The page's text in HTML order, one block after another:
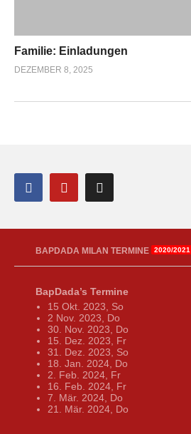
Familie: Einladungen
DEZEMBER 8, 2025
BAPDADA MILAN TERMINE 2020/2021
BapDada’s Termine
15 Okt. 2023, So
2 Nov. 2023, Do
30. Nov. 2023, Do
15. Dez. 2023, Fr
31. Dez. 2023, So
18. Jan. 2024, Do
2. Feb. 2024, Fr
16. Feb. 2024, Fr
7. Mär. 2024, Do
21. Mär. 2024, Do